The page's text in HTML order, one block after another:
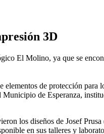
3D
El Molino, ya que se
de protección
de Esperanza,
los diseños de Josef
en sus talleres y